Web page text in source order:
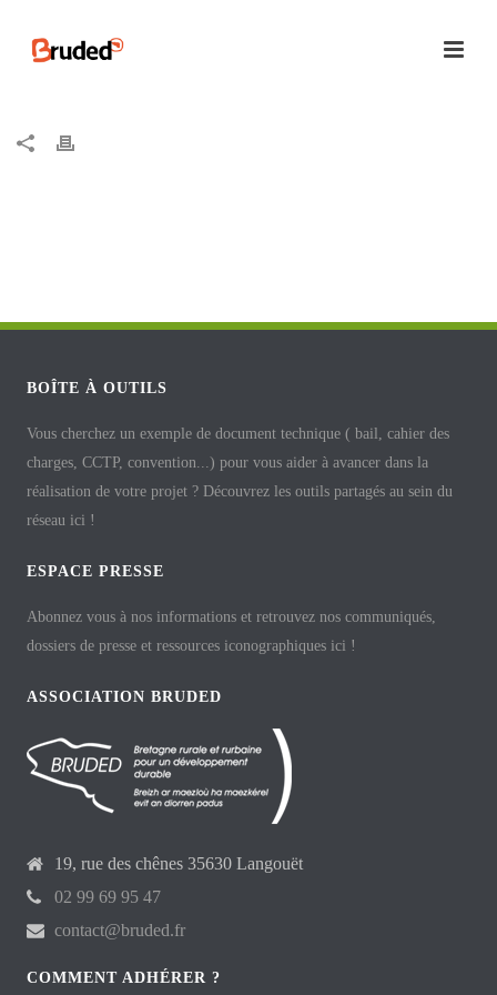
BOÎTE À OUTILS
Vous cherchez un exemple de document technique ( bail, cahier des
charges, CCTP, convention...) pour vous aider à avancer dans la
réalisation de votre projet ? Découvrez les outils partagés au sein du
réseau ici !
ESPACE PRESSE
Abonnez vous à nos informations et retrouvez nos communiqués,
dossiers de presse et ressources iconographiques ici !
ASSOCIATION BRUDED
19, rue des chênes 35630 Langouët
02 99 69 95 47
contact@bruded.fr
COMMENT ADHÉRER ?